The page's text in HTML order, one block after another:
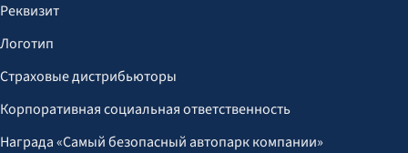
Реквизит
Логотип
Страховые дистрибьюторы
Корпоративная социальная ответственность
Награда «Самый безопасный автопарк компании»